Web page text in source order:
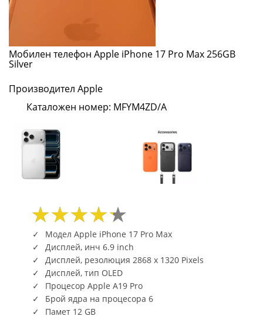
256GB
MFYM4ZD/A
|
Fly.bg
Мобилен телефон Apple iPhone 17 Pro Max 256GB
Silver
Производител Apple
Каталожен номер: MFYM4ZD/A
Модел Apple iPhone 17 Pro Max
Дисплей, инч 6.9 inch
Дисплей, резолюция 2868 x 1320 Pixels
Дисплей, тип OLED
Процесор Apple A19 Pro
Брой ядра на процесора 6
Памет 12 GB